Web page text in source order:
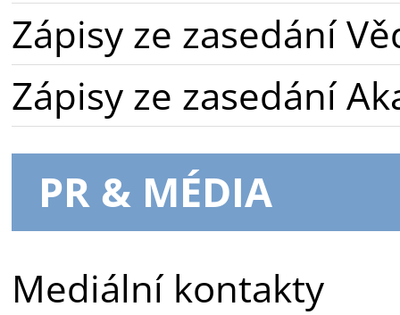
Zápisy ze zasedání
Zápisy ze zasedání
PR & MÉDIA
Mediální kontakty